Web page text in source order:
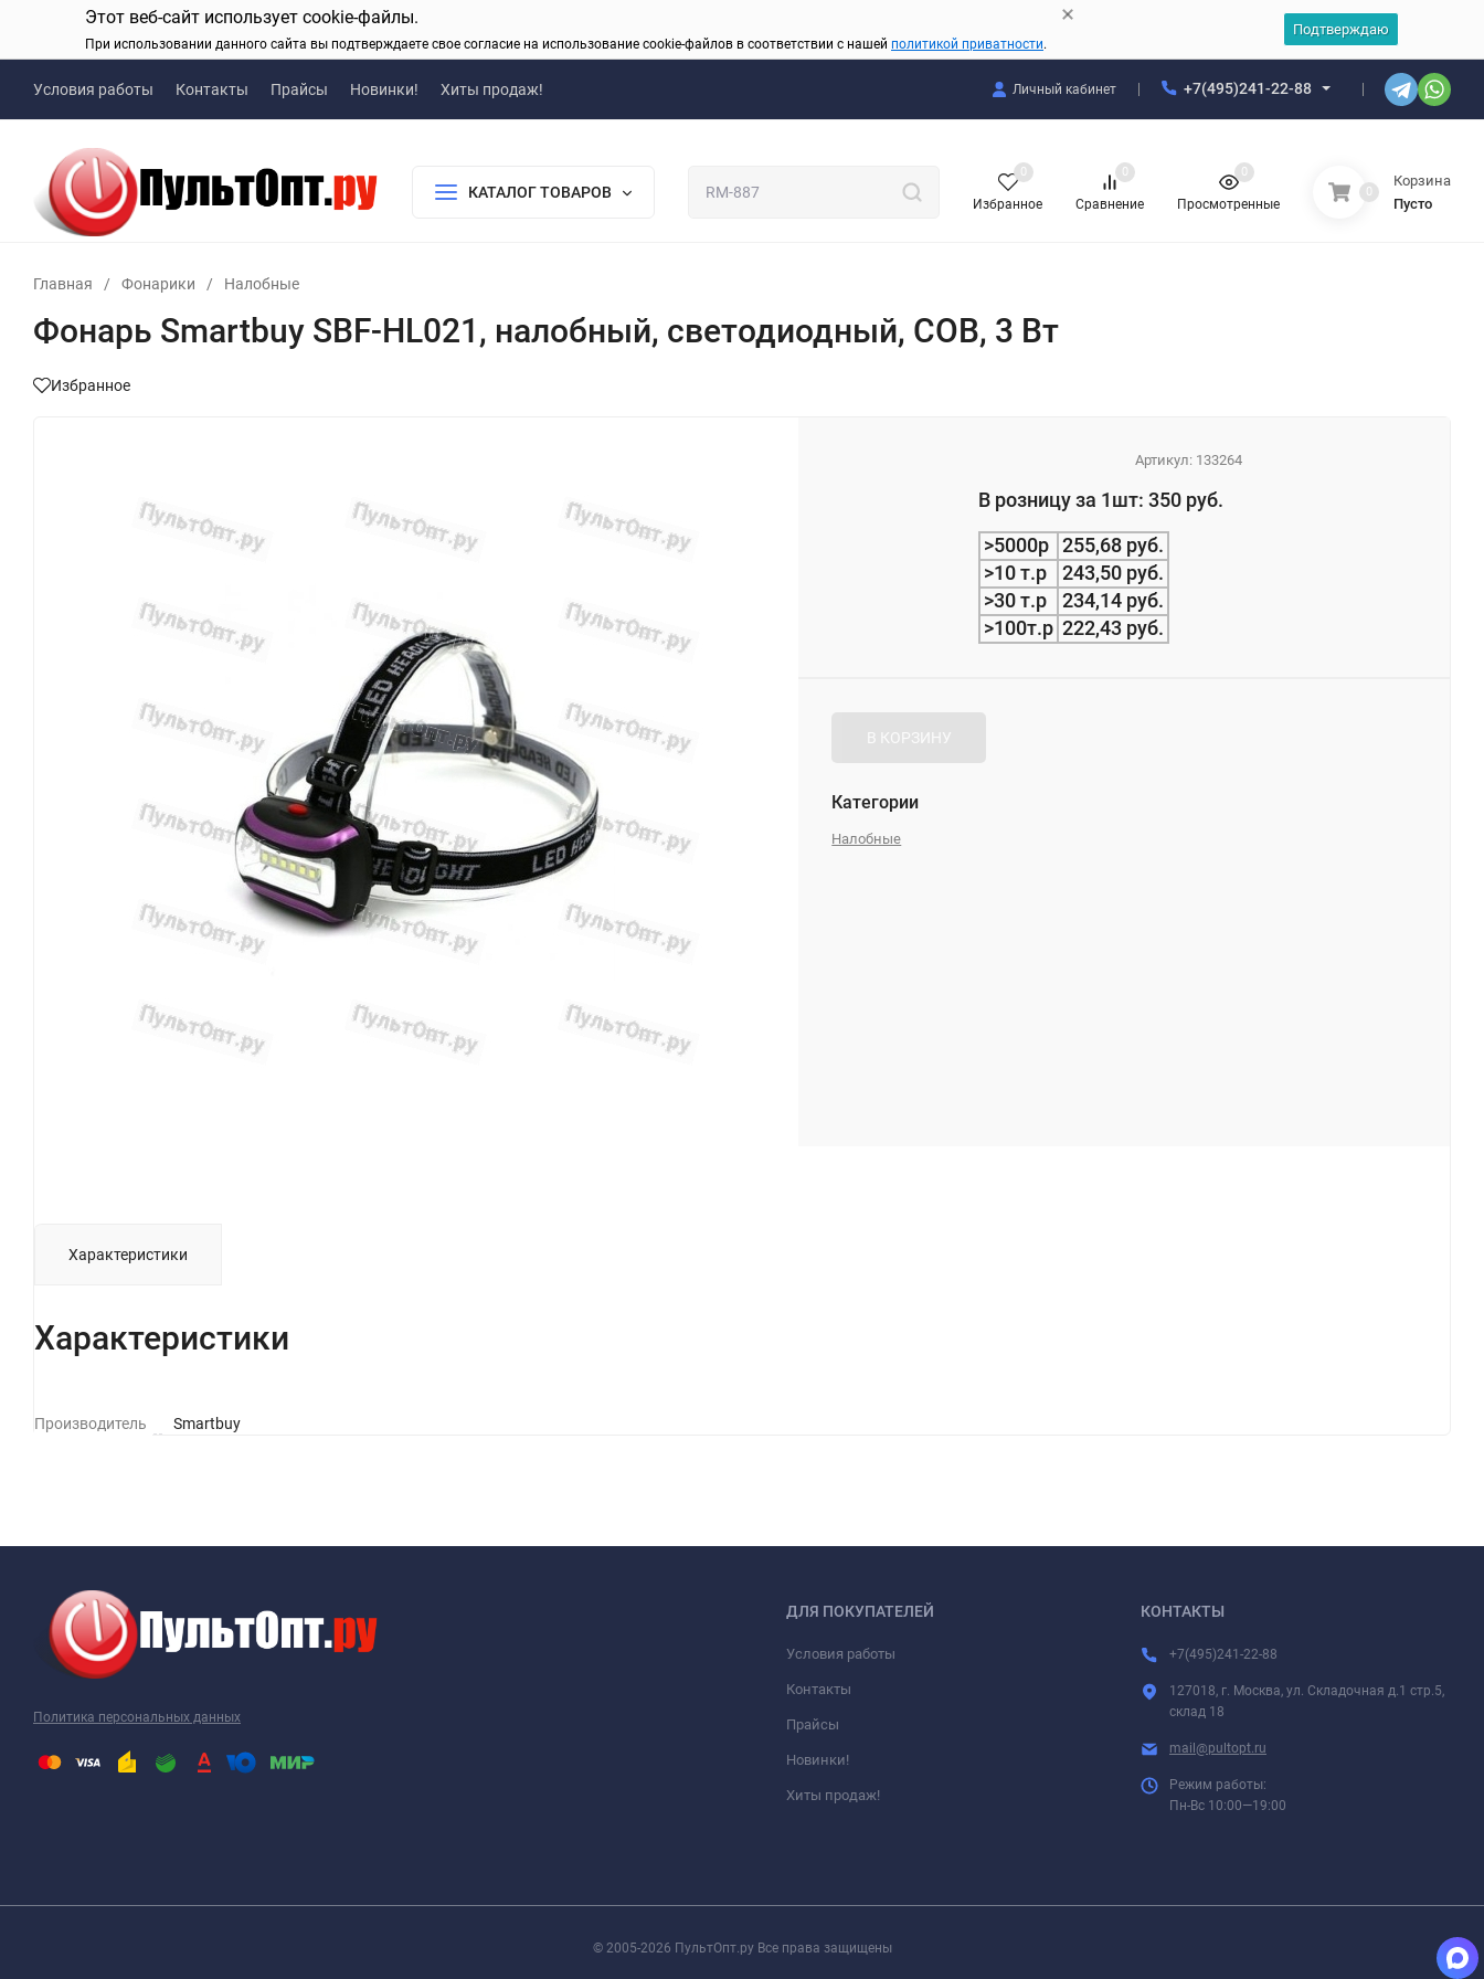
Этот веб-сайт использует cookie-файлы.
При использовании данного сайта вы подтверждаете свое согласие на использование cookie-файлов в соответствии с нашей политикой приватности.
Подтверждаю
Условия работы Контакты Прайсы Новинки! Хиты продаж! Личный кабинет +7(495)241-22-88
КАТАЛОГ ТОВАРОВ
Избранное
0
Сравнение
0
Просмотренные
0
0
Корзина
Пусто
Главная / Фонарики / Налобные
Фонарь Smartbuy SBF-HL021, налобный, светодиодный, COB, 3 Вт
Избранное
Артикул: 133264
В розницу за 1шт: 350 руб.
>5000р
255,68 руб.
>10 т.р
243,50 руб.
>30 т.р
234,14 руб.
>100т.р 222,43 руб.
В КОРЗИНУ
Категории
Налобные
Характеристики
Характеристики
Производитель Smartbuy
Политика персональных данных
ДЛЯ ПОКУПАТЕЛЕЙ
Условия работы
Контакты
Прайсы
Новинки!
Хиты продаж!
КОНТАКТЫ
+7(495)241-22-88
127018, г. Москва, ул. Складочная д.1 стр.5,
склад 18
mail@pultopt.ru
Режим работы:
Пн-Вс 10:00—19:00
© 2005-2026 ПультОпт.ру Все права защищены